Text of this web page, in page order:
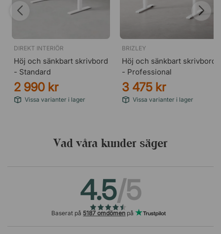
DIREKT INTERIÖR
Höj och sänkbart skrivbord
- Standard
2 990 kr
Vissa varianter i lager
BRIZLEY
Höj och sänkbart skrivbord
- Professional
3 475 kr
Vissa varianter i lager
Vad våra kunder säger
4.5/5
Baserat på 5187 omdömen på